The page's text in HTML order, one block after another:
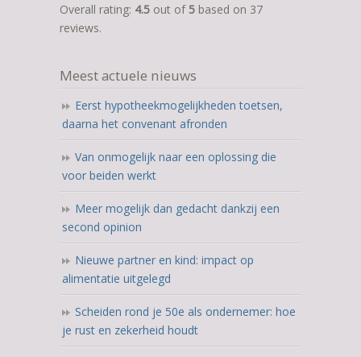
rating
based
ratings
Overall rating: 4.5 out of 5 based on 37
reviews.
Meest actuele nieuws
Eerst hypotheekmogelijkheden toetsen,
daarna het convenant afronden
Van onmogelijk naar een oplossing die
voor beiden werkt
Meer mogelijk dan gedacht dankzij een
second opinion
Nieuwe partner en kind: impact op
alimentatie uitgelegd
Scheiden rond je 50e als ondernemer: hoe
je rust en zekerheid houdt